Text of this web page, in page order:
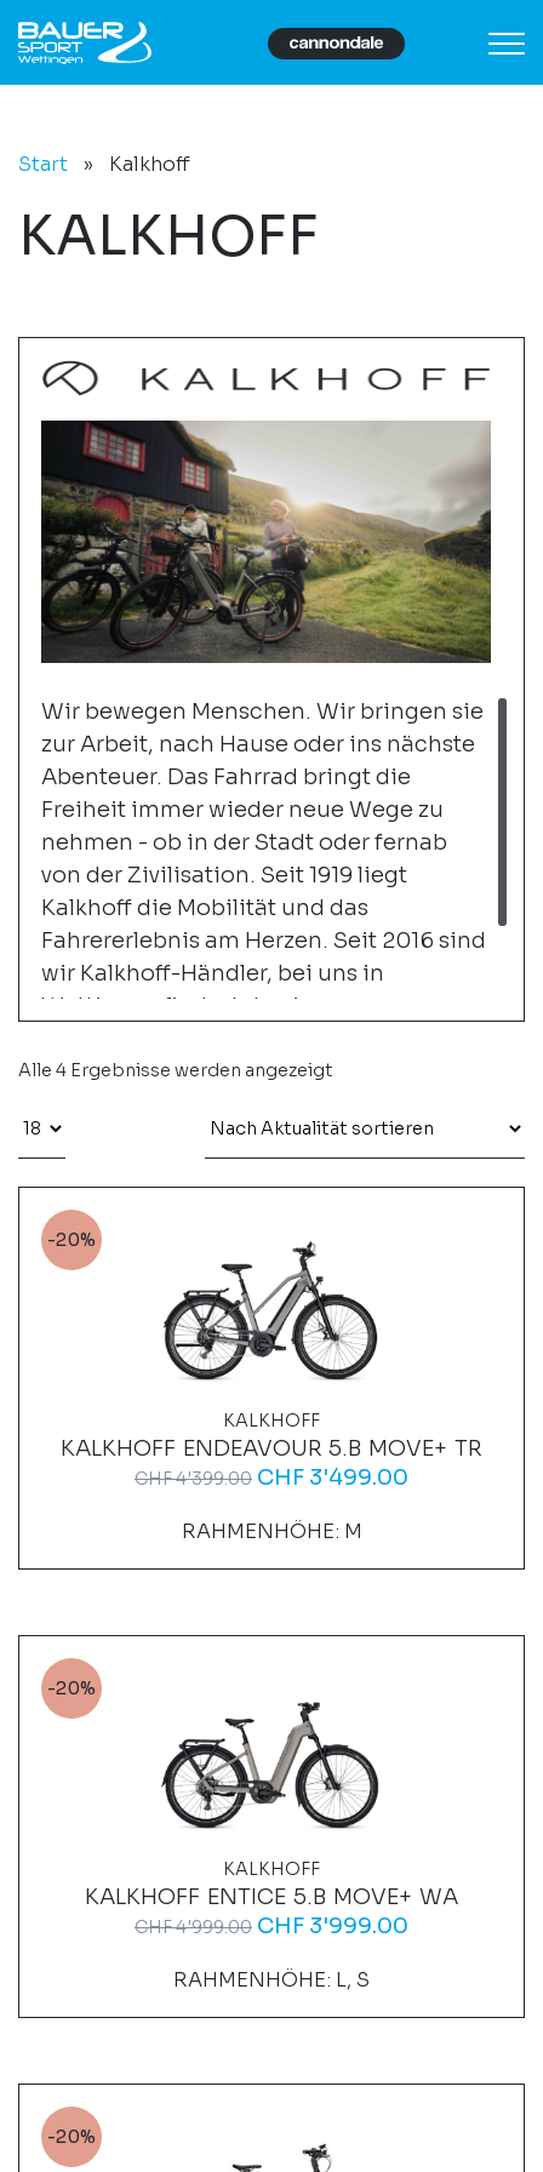
Start » Kalkhoff
KALKHOFF
Wir bewegen Menschen. Wir bringen sie
zur Arbeit, nach Hause oder ins nächste
Abenteuer. Das Fahrrad bringt die
Freiheit immer wieder neue Wege zu
nehmen - ob in der Stadt oder fernab
von der Zivilisation. Seit 1919 liegt
Kalkhoff die Mobilität und das
Fahrererlebnis am Herzen. Seit 2016 sind
wir Kalkhoff-Händler, bei uns in
Wettingen findest du eine grosse
Bikes.weiter...
Alle 4 Ergebnisse werden angezeigt
-20%
KALKHOFF
KALKHOFF ENDEAVOUR 5.B MOVE+ TR
CHF4'399.00 CHF 3'499.00
RAHMENHÖHE: M
-20%
KALKHOFF
KALKHOFF ENTICE 5.B MOVE+ WA
CHF4'999.00 CHF 3'999.00
RAHMENHÖHE: L, S
-20%